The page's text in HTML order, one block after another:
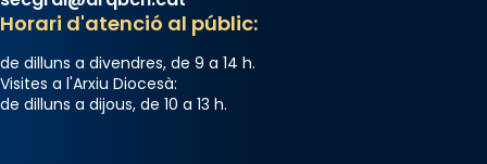
Horari d'atenció al públic:
de dilluns a divendres, de 9 a 14 h.
Visites a l'Arxiu Diocesà:
de dilluns a dijous, de 10 a 13 h.